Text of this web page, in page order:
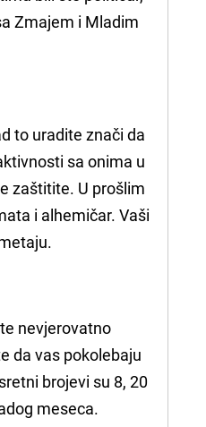
Zmajem i Mladim
to uradite znači da
sa onima u
zaštitite. U prošlim
i alhemičar. Vaši
nevjerovatno
da vas pokolebaju
brojevi su 8, 20
meseca.